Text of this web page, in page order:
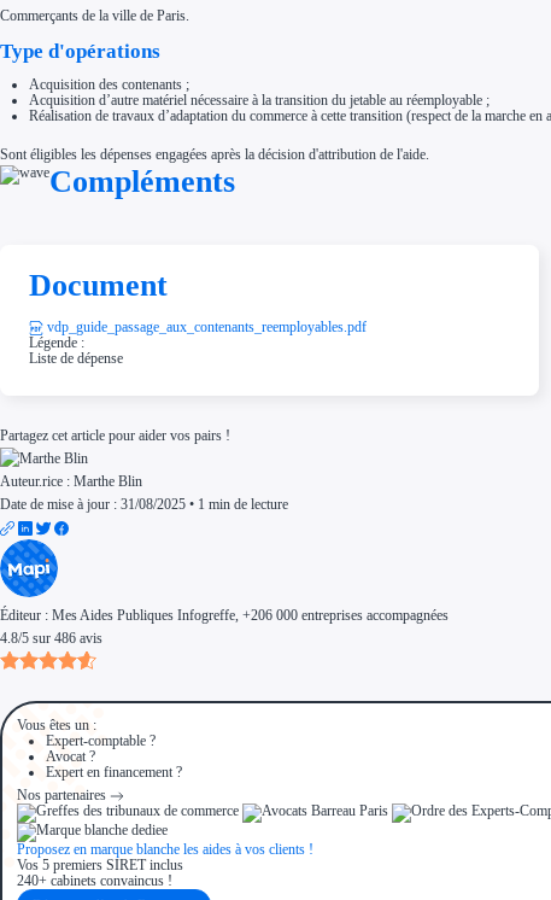
Couvertures
Aides Nationales
Aides Européennes
Nos tarifs
Recherche autonome
Accompagnement
Commerçants de la ville de Paris.
Type d'opérations
Acquisition des contenants ;
Acquisition d’autre matériel nécessaire à la transition du jetable au réemployable ;
Réalisation de travaux d’adaptation du commerce à cette transition (respect de la marche en
Sont éligibles les dépenses engagées après la décision d'attribution de l'aide.
Compléments
Document
vdp_guide_passage_aux_contenants_reemployables.pdf
Légende :
Liste de dépense
Partagez cet article pour aider vos pairs !
Auteur.rice : Marthe Blin
Date de mise à jour : 31/08/2025 • 1 min de lecture
Éditeur : Mes Aides Publiques Infogreffe, +206 000 entreprises accompagnées
4.8/5 sur 486 avis
Vous êtes un :
Expert-comptable ?
Avocat ?
Expert en financement ?
Nos partenaires
Proposez en marque blanche les aides à vos clients !
Vos 5 premiers SIRET inclus
240+ cabinets convaincus !